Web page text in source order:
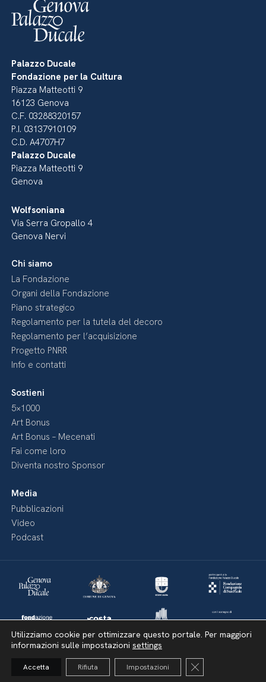
Palazzo Ducale
Fondazione per la Cultura
Piazza Matteotti 9
16123 Genova
C.F. 03288320157
P.I. 03137910109
C.D. A4707H7
Palazzo Ducale
Piazza Matteotti 9
Genova
Wolfsoniana
Via Serra Gropallo 4
Genova Nervi
Chi siamo
La Fondazione
Organi della Fondazione
Piano strategico
Regolamento per la tutela del decoro
Regolamento per l’acquisizione
Progetto PNRR
Info e contatti
Sostieni
5×1000
Art Bonus
Art Bonus – Mecenati
Fai come loro
Diventa nostro Sponsor
Media
Pubblicazioni
Video
Podcast
Utilizziamo cookie per ottimizzare questo portale. Per maggiori
informazioni sulle impostazioni settings
Accetta Rifiuta Impostazioni Close GDPR